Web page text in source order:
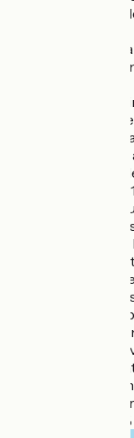
rénové dans une
Le parc et ses 8
verdure alliant
jeux extérieurs
chauffée d'avril
balades et à la
Chacune des 5
château, offre
grand confort et
chambres avec lit
avec lit 140x190
Accès à des
bibliothèque
avec jeux de
Les petits-
réservation) sont
Equipements
et dans salon
pour recharge
Possibilité de
privatisation du
mariages/
Réduction de